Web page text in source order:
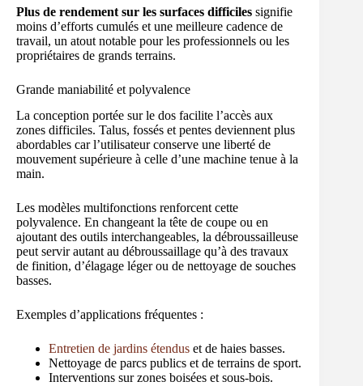
Plus de rendement sur les surfaces difficiles signifie
moins d’efforts cumulés et une meilleure cadence de
travail, un atout notable pour les professionnels ou les
propriétaires de grands terrains.
Grande maniabilité et polyvalence
La conception portée sur le dos facilite l’accès aux
zones difficiles. Talus, fossés et pentes deviennent plus
abordables car l’utilisateur conserve une liberté de
mouvement supérieure à celle d’une machine tenue à la
main.
Les modèles multifonctions renforcent cette
polyvalence. En changeant la tête de coupe ou en
ajoutant des outils interchangeables, la débroussailleuse
peut servir autant au débroussaillage qu’à des travaux
de finition, d’élagage léger ou de nettoyage de souches
basses.
Exemples d’applications fréquentes :
Entretien de jardins étendus et de haies basses.
Nettoyage de parcs publics et de terrains de sport.
Interventions sur zones boisées et sous-bois.